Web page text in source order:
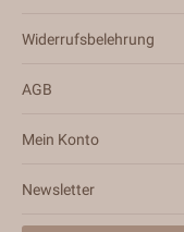
Widerrufsbelehrung
AGB
Mein Konto
Newsletter